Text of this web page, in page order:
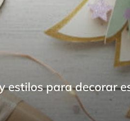
estilos para decorar